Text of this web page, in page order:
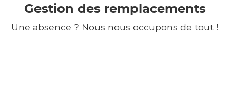
Gestion des remplacements
Une absence ? Nous nous occupons de tout !